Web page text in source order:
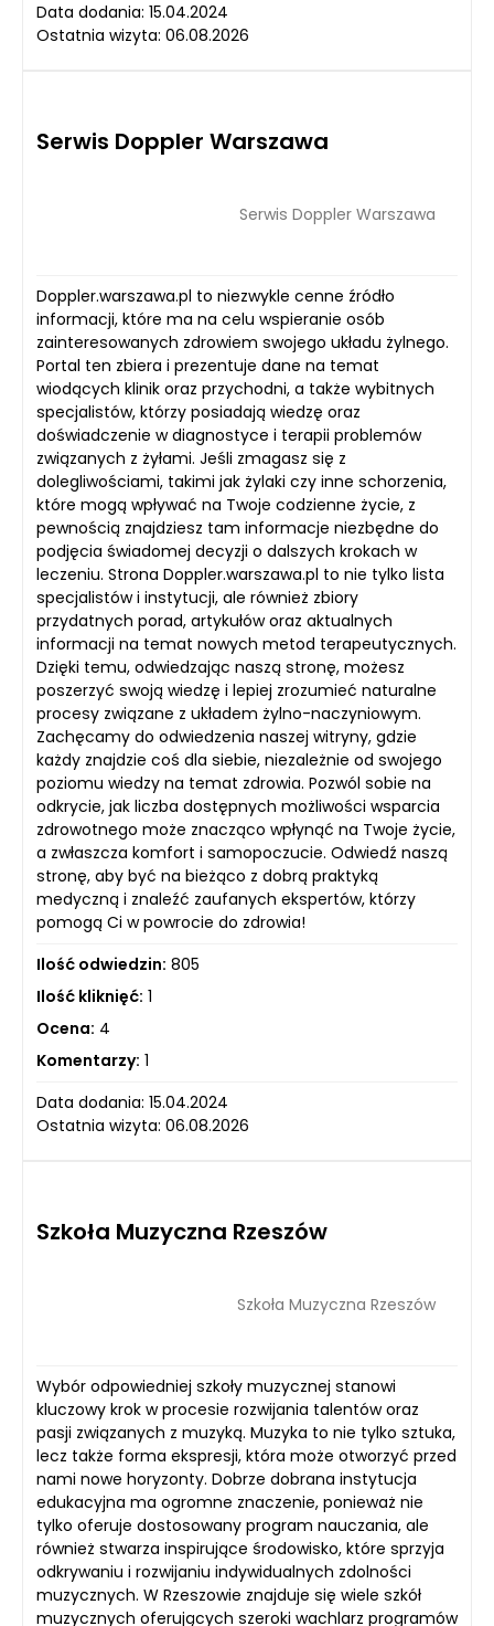
Data dodania: 15.04.2024
Ostatnia wizyta: 06.08.2026
Serwis Doppler Warszawa
Serwis Doppler Warszawa
Doppler.warszawa.pl to niezwykle cenne źródło
informacji, które ma na celu wspieranie osób
zainteresowanych zdrowiem swojego układu żylnego.
Portal ten zbiera i prezentuje dane na temat
wiodących klinik oraz przychodni, a także wybitnych
specjalistów, którzy posiadają wiedzę oraz
doświadczenie w diagnostyce i terapii problemów
związanych z żyłami. Jeśli zmagasz się z
dolegliwościami, takimi jak żylaki czy inne schorzenia,
które mogą wpływać na Twoje codzienne życie, z
pewnością znajdziesz tam informacje niezbędne do
podjęcia świadomej decyzji o dalszych krokach w
leczeniu. Strona Doppler.warszawa.pl to nie tylko lista
specjalistów i instytucji, ale również zbiory
przydatnych porad, artykułów oraz aktualnych
informacji na temat nowych metod terapeutycznych.
Dzięki temu, odwiedzając naszą stronę, możesz
poszerzyć swoją wiedzę i lepiej zrozumieć naturalne
procesy związane z układem żylno-naczyniowym.
Zachęcamy do odwiedzenia naszej witryny, gdzie
każdy znajdzie coś dla siebie, niezależnie od swojego
poziomu wiedzy na temat zdrowia. Pozwól sobie na
odkrycie, jak liczba dostępnych możliwości wsparcia
zdrowotnego może znacząco wpłynąć na Twoje życie,
a zwłaszcza komfort i samopoczucie. Odwiedź naszą
stronę, aby być na bieżąco z dobrą praktyką
medyczną i znaleźć zaufanych ekspertów, którzy
pomogą Ci w powrocie do zdrowia!
Ilość odwiedzin: 805
Ilość kliknięć: 1
Ocena: 4
Komentarzy: 1
Data dodania: 15.04.2024
Ostatnia wizyta: 06.08.2026
Szkoła Muzyczna Rzeszów
Szkoła Muzyczna Rzeszów
Wybór odpowiedniej szkoły muzycznej stanowi
kluczowy krok w procesie rozwijania talentów oraz
pasji związanych z muzyką. Muzyka to nie tylko sztuka,
lecz także forma ekspresji, która może otworzyć przed
nami nowe horyzonty. Dobrze dobrana instytucja
edukacyjna ma ogromne znaczenie, ponieważ nie
tylko oferuje dostosowany program nauczania, ale
również stwarza inspirujące środowisko, które sprzyja
odkrywaniu i rozwijaniu indywidualnych zdolności
muzycznych. W Rzeszowie znajduje się wiele szkół
muzycznych oferujących szeroki wachlarz programów